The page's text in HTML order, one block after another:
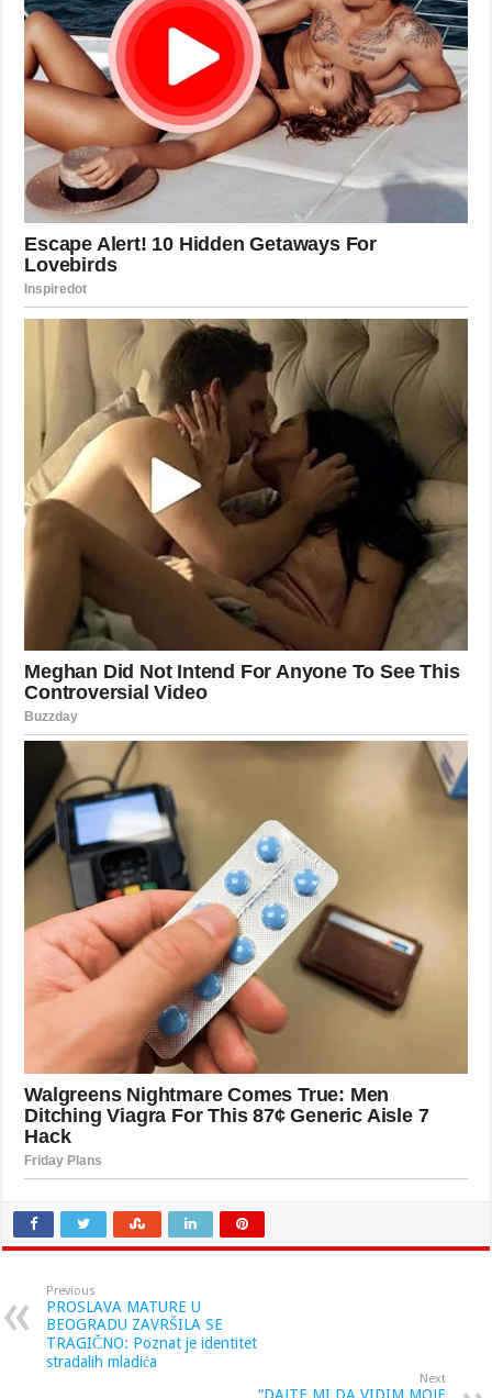
Previous
PROSLAVA MATURE U
BEOGRADU ZAVRŠILA SE
TRAGIČNO: Poznat je identitet
stradalih mladića
Next